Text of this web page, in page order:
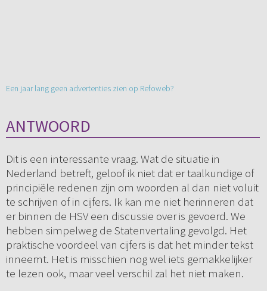
Een jaar lang geen advertenties zien op Refoweb?
ANTWOORD
Dit is een interessante vraag. Wat de situatie in
Nederland betreft, geloof ik niet dat er taalkundige of
principiële redenen zijn om woorden al dan niet voluit
te schrijven of in cijfers. Ik kan me niet herinneren dat
er binnen de HSV een discussie over is gevoerd. We
hebben simpelweg de Statenvertaling gevolgd. Het
praktische voordeel van cijfers is dat het minder tekst
inneemt. Het is misschien nog wel iets gemakkelijker
te lezen ook, maar veel verschil zal het niet maken.